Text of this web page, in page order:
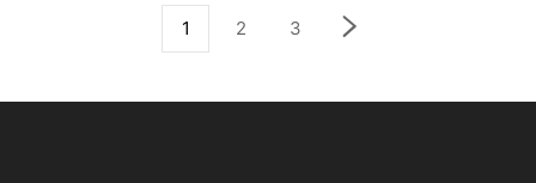
1 2 3